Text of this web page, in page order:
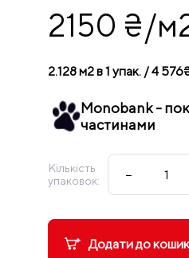
2150 ₴/
2.128 м2 в 1 упак. / 4
Monobank -
частинами
Кількість
упаковок:
−
Додати до